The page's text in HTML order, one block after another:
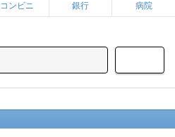
コンビニ 銀行 病院